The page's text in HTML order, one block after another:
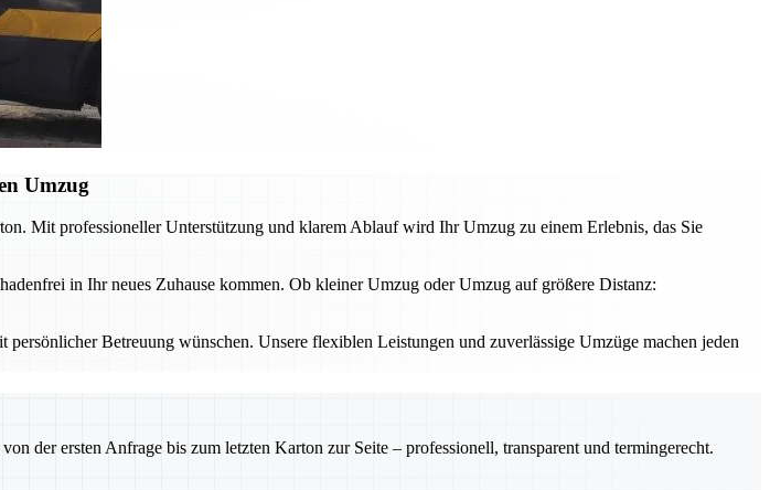
Umzug
Mit professioneller Unterstützung und klarem Ablauf wird Ihr Umzug zu einem Erlebnis, das Sie
in Ihr neues Zuhause kommen. Ob kleiner Umzug oder Umzug auf größere Distanz:
Betreuung wünschen. Unsere flexiblen Leistungen und zuverlässige Umzüge machen jeden
der ersten Anfrage bis zum letzten Karton zur Seite – professionell, transparent und termingerecht.